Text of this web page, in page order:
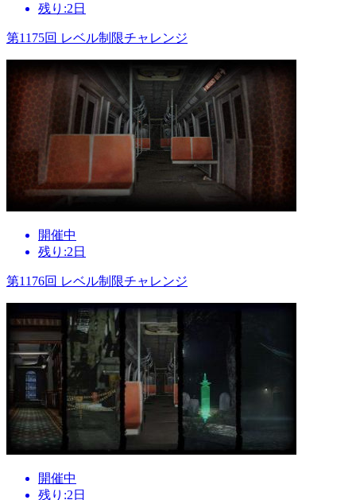
残り:2日
第1175回 レベル制限チャレンジ
開催中
残り:2日
第1176回 レベル制限チャレンジ
開催中
残り:2日